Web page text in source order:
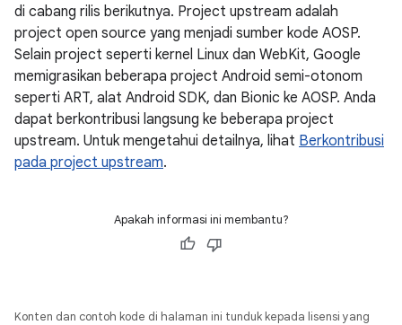
di cabang rilis berikutnya. Project upstream adalah
project open source yang menjadi sumber kode AOSP.
Selain project seperti kernel Linux dan WebKit, Google
memigrasikan beberapa project Android semi-otonom
seperti ART, alat Android SDK, dan Bionic ke AOSP. Anda
dapat berkontribusi langsung ke beberapa project
upstream. Untuk mengetahui detailnya, lihat Berkontribusi
pada project upstream.
Apakah informasi ini membantu?
Konten dan contoh kode di halaman ini tunduk kepada lisensi yang